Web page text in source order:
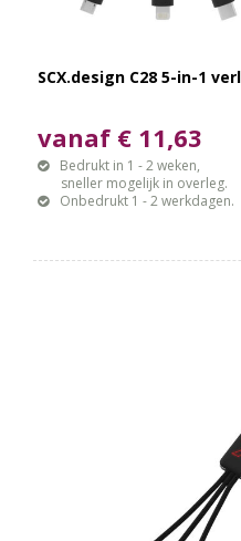
SCX.design C28 5-in-1
vanaf € 11,63
Bedrukt in 1 - 2 weken,
sneller mogelijk in overleg.
Onbedrukt 1 - 2 werkdagen.